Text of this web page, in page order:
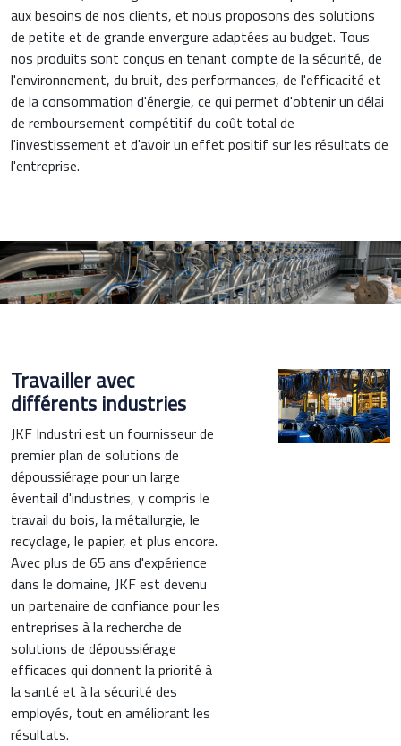
aux besoins de nos clients, et nous proposons des solutions
de petite et de grande envergure adaptées au budget. Tous
nos produits sont conçus en tenant compte de la sécurité, de
l'environnement, du bruit, des performances, de l'efficacité et
de la consommation d'énergie, ce qui permet d'obtenir un délai
de remboursement compétitif du coût total de
l'investissement et d'avoir un effet positif sur les résultats de
l'entreprise.
Travailler avec
différents industries
JKF Industri est un fournisseur de
premier plan de solutions de
dépoussiérage pour un large
éventail d'industries, y compris le
travail du bois, la métallurgie, le
recyclage, le papier, et plus encore.
Avec plus de 65 ans d'expérience
dans le domaine, JKF est devenu
un partenaire de confiance pour les
entreprises à la recherche de
solutions de dépoussiérage
efficaces qui donnent la priorité à
la santé et à la sécurité des
employés, tout en améliorant les
résultats.